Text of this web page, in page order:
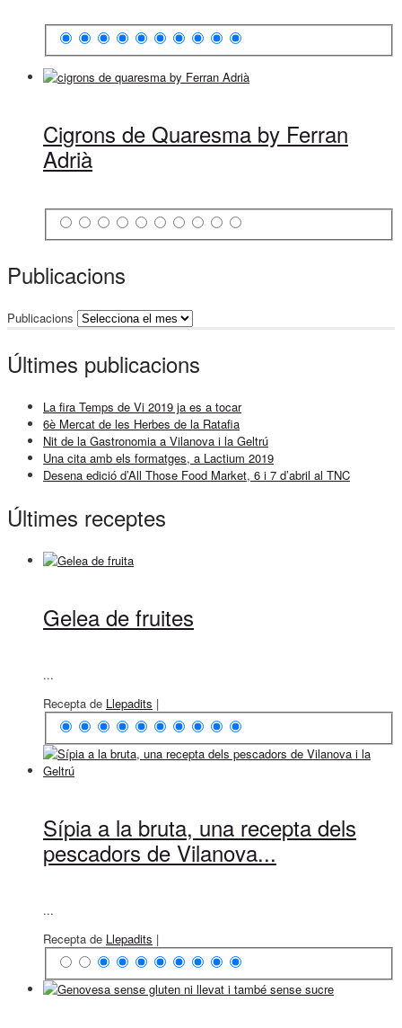
Cigrons de Quaresma by Ferran
Adrià
Publicacions
Publicacions
Últimes publicacions
La fira Temps de Vi 2019 ja es a tocar
6è Mercat de les Herbes de la Ratafia
Nit de la Gastronomia a Vilanova i la Geltrú
Una cita amb els formatges, a Lactium 2019
Desena edició d’All Those Food Market, 6 i 7 d’abril al TNC
Últimes receptes
Gelea de fruites
...
Recepta de Llepadits |
Sípia a la bruta, una recepta dels
pescadors de Vilanova...
...
Recepta de Llepadits |